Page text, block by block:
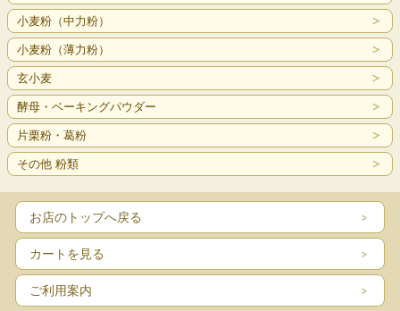
小麦粉（中力粉）
小麦粉（薄力粉）
玄小麦
酵母・ベーキングパウダー
片栗粉・葛粉
その他 粉類
お店のトップへ戻る
カートを見る
ご利用案内